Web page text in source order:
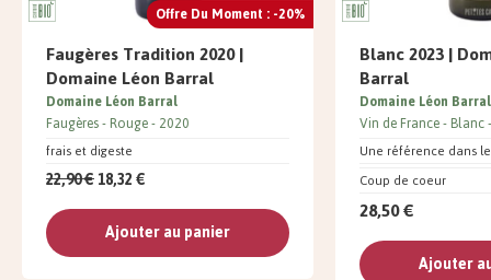
Offre Du Moment : -20%
Faugères Tradition 2020 |
Domaine Léon Barral
frais et digeste
Domaine Léon Barral
Faugères Rouge 2020
22,90 €18,32 €
Ajouter au panier
Blanc 2023 |
Barral
Une référence dans
Coup de coeur
Domaine Léon Barral
Vin de France Blanc
28,50 €
Ajouter